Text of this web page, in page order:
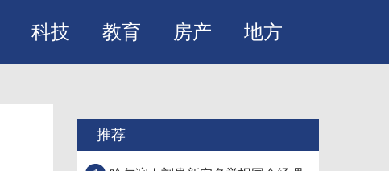
科技 教育 房产 地方
推荐